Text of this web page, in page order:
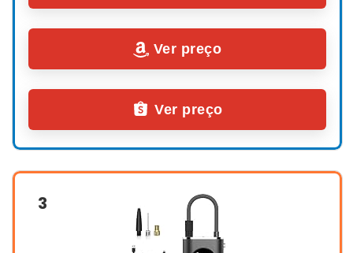
Ver preço
Ver preço
3